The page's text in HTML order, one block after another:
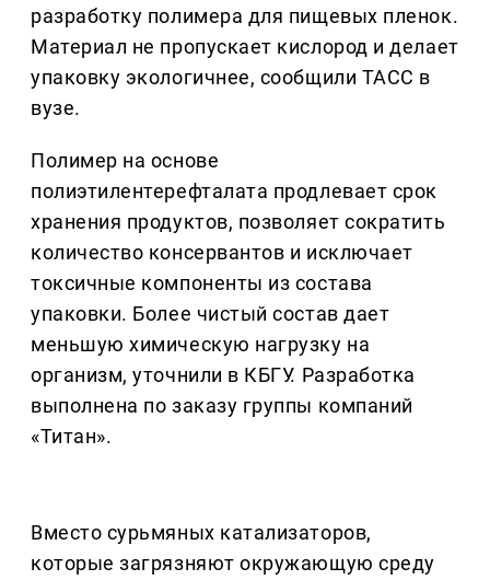
разработку полимера для пищевых пленок.
Материал не пропускает кислород и делает
упаковку экологичнее, сообщили ТАСС в
вузе.
Полимер на основе
полиэтилентерефталата продлевает срок
хранения продуктов, позволяет сократить
количество консервантов и исключает
токсичные компоненты из состава
упаковки. Более чистый состав дает
меньшую химическую нагрузку на
организм, уточнили в КБГУ. Разработка
выполнена по заказу группы компаний
«Титан».
Вместо сурьмяных катализаторов,
которые загрязняют окружающую среду